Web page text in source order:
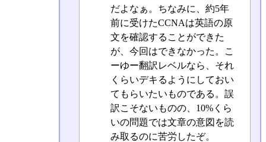
だよなぁ。ちなみに、約5年
前に受けたCCNAは英語の原
文を確認することができた
が、今回はできなかった。こ
ーゆー翻訳レベルなら、それ
くらいデキるようにしておい
てもらいたいものである。誤
訳こそないものの、10%くら
いの問題では文章の意図を読
み取るのに苦労したぞ。